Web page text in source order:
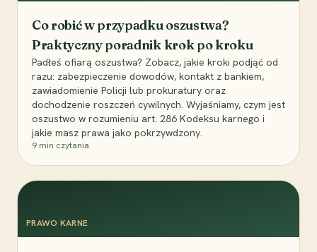
Co robić w przypadku oszustwa?
Praktyczny poradnik krok po kroku
Padłeś ofiarą oszustwa? Zobacz, jakie kroki podjąć od
razu: zabezpieczenie dowodów, kontakt z bankiem,
zawiadomienie Policji lub prokuratury oraz
dochodzenie roszczeń cywilnych. Wyjaśniamy, czym jest
oszustwo w rozumieniu art. 286 Kodeksu karnego i
jakie masz prawa jako pokrzywdzony.
9 min czytania
PRAWO KARNE